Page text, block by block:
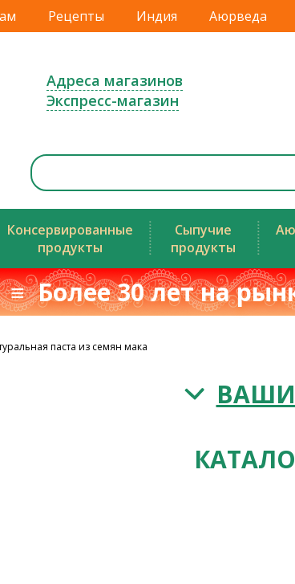
Рецепты Индия Аюрведа
Адреса магазинов
Экспресс-магазин
Консервированные
продукты
Сыпучие
продукты
≡ Более 30 лет на
паста из семян мака